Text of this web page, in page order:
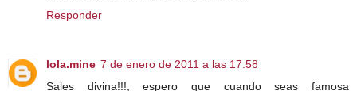
Responder
lola.mine 7 de enero de 2011 a las 17:58
Sales divina!!!, espero que cuando seas famosa